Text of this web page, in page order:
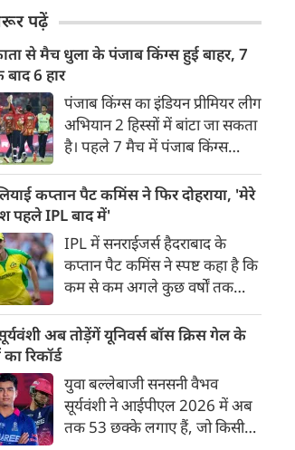
पढ़ें
से मैच धुला के पंजाब किंग्स हुई बाहर, 7
6 हार
पंजाब किंग्स का इंडियन प्रीमियर लीग
अभियान 2 हिस्सों में बांटा जा सकता
है। पहले 7 मैच में पंजाब किंग्स
उसे हार का सामना करना पड़ा इसके
बाद अंतिम मैच वह जरूर जीती
लेकिन तब तक उसकी किस्मत
लखनऊ के हाथ लिखी गई थी।
कप्तान पैट कमिंस ने फिर दोहराया, 'मेरे
पहले IPL बाद में'
IPL में सनराईजर्स हैदराबाद के
कप्तान पैट कमिंस ने स्पष्ट कहा है कि
कम से कम अगले कुछ वर्षों तक
प्राथमिकता होगी। यह बयान उस चर्चा
के बीच आया है, जिसमें कहा जा रहा
है कि ऑस्ट्रेलिया के कुछ बड़े खिलाड़ी
IPL से आगे बढ़कर अन्य फ्रेंचाइजी
क्रिकेट खेलने के लिए राष्ट्रीय टीम से
दूरी बना सकते हैं।
अब तोड़ेंगें यूनिवर्स बॉस क्रिस गेल के
रिकॉर्ड
युवा बल्लेबाजी सनसनी वैभव
सूर्यवंशी ने आईपीएल 2026 में अब
तक 53 छक्के लगाए हैं, जो किसी